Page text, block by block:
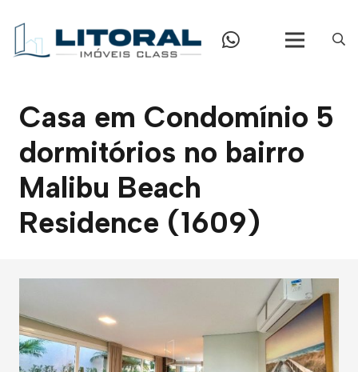
Casa em Condomínio 5
dormitórios no bairro
Malibu Beach
Residence (1609)